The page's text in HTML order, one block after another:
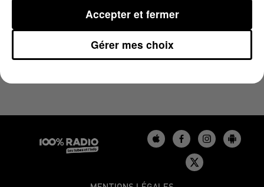
Gérer mes choix
Accepter et fermer